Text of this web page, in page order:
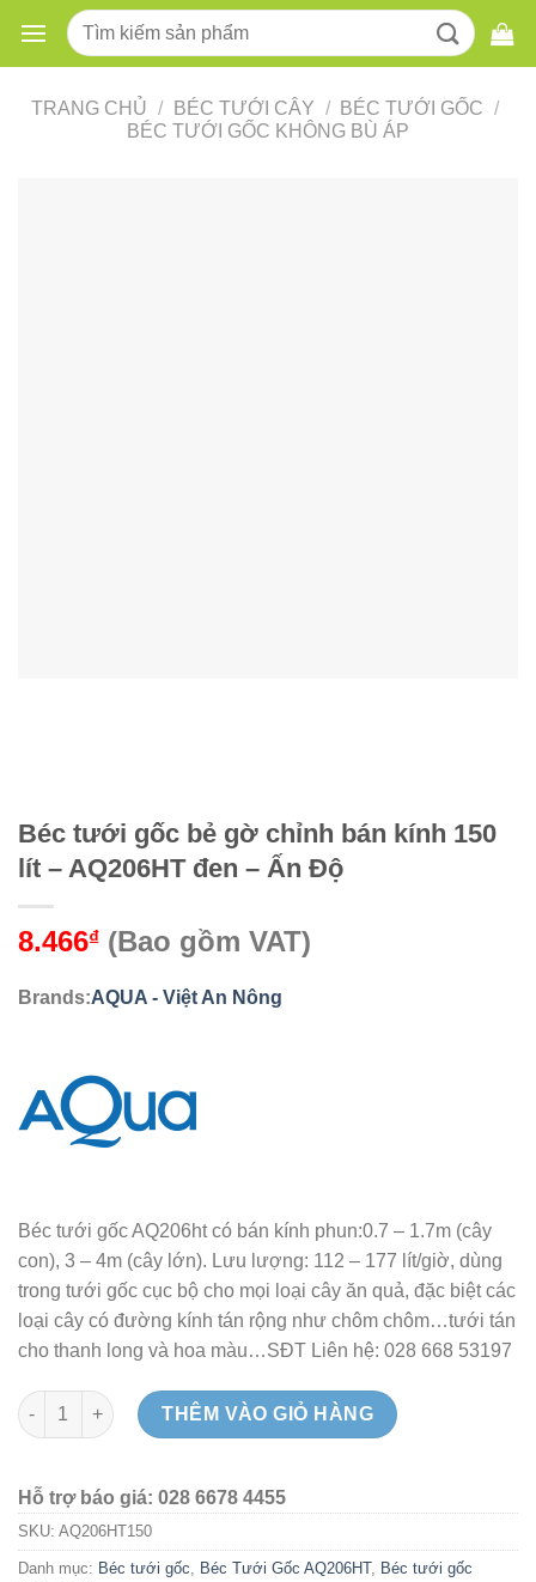
content
Tìm
kiếm:
TRANG CHỦ / BÉC TƯỚI CÂY / BÉC TƯỚI GỐC /
BÉC TƯỚI GỐC KHÔNG BÙ ÁP
Béc tưới gốc bẻ gờ chỉnh bán kính 150
lít – AQ206HT đen – Ấn Độ
8.466₫ (Bao gồm VAT)
Brands:AQUA - Việt An Nông
Béc tưới gốc AQ206ht có bán kính phun:0.7 – 1.7m (cây
con), 3 – 4m (cây lớn). Lưu lượng: 112 – 177 lít/giờ, dùng
trong tưới gốc cục bộ cho mọi loại cây ăn quả, đặc biệt các
loại cây có đường kính tán rộng như chôm chôm…tưới tán
cho thanh long và hoa màu…SĐT Liên hệ: 028 668 53197
Béc tưới gốc bẻ gờ chỉnh bán kính 150 lít - AQ206HT đen - Ấn
THÊM VÀO GIỎ HÀNG
Hỗ trợ báo giá: 028 6678 4455
SKU: AQ206HT150
Danh mục: Béc tưới gốc Béc Tưới Gốc AQ206HT, Béc tưới gốc